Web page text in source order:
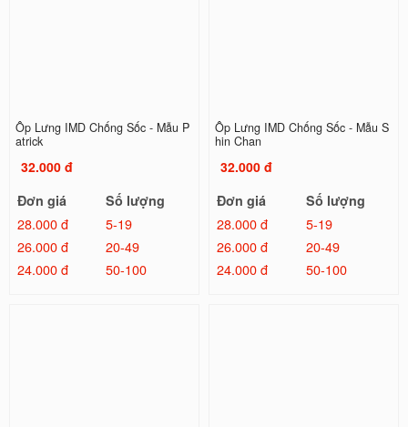
Ốp Lưng IMD Chống Sốc - Mẫu P
atrick
32.000 đ
Đơn giá
Số lượng
28.000 đ
5-19
26.000 đ
20-49
24.000 đ
50-100
Ốp Lưng IMD Chống Sốc - Mẫu S
hin Chan
32.000 đ
Đơn giá
Số lượng
28.000 đ
5-19
26.000 đ
20-49
24.000 đ
50-100